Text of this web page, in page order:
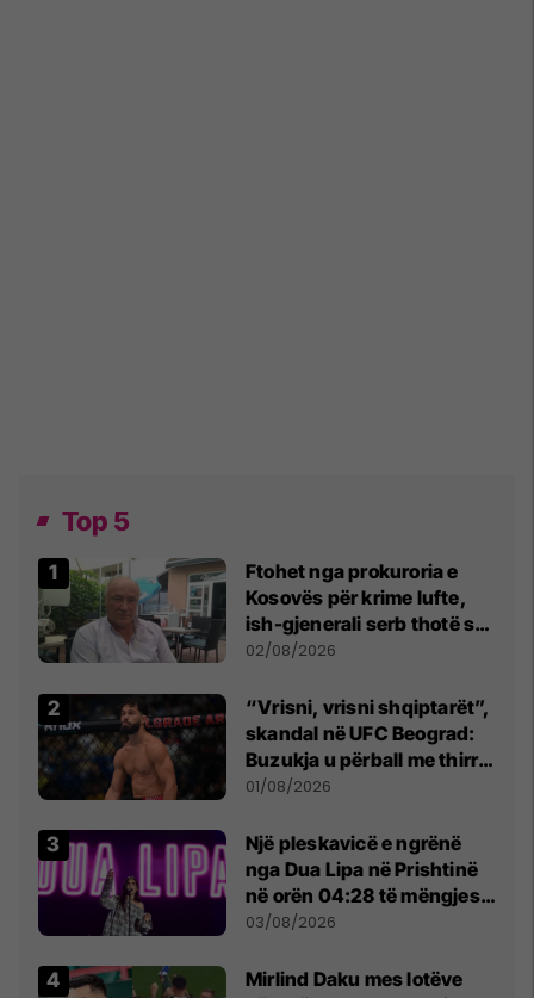
Top 5
Ftohet nga prokuroria e
Kosovës për krime lufte,
ish-gjenerali serb thotë se
dikush e tradhtoi në
02/08/2026
“Vrisni, vrisni shqiptarët”,
skandal në UFC Beograd:
Buzukja u përball me thirrje
anti-shqiptare nga
01/08/2026
Një pleskavicë e ngrënë
nga Dua Lipa në Prishtinë
në orën 04:28 të mëngjesit
- dhe bota digjitale serbe
03/08/2026
Mirlind Daku mes lotëve